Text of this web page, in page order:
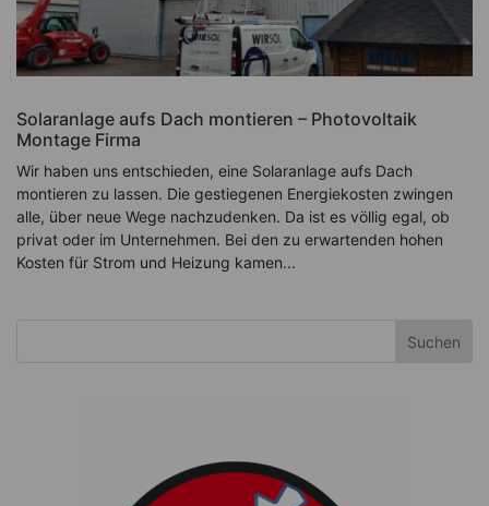
Solaranlage aufs Dach montieren – Photovoltaik
Montage Firma
Wir haben uns entschieden, eine Solaranlage aufs Dach
montieren zu lassen. Die gestiegenen Energiekosten zwingen
alle, über neue Wege nachzudenken. Da ist es völlig egal, ob
privat oder im Unternehmen. Bei den zu erwartenden hohen
Kosten für Strom und Heizung kamen...
Suchen